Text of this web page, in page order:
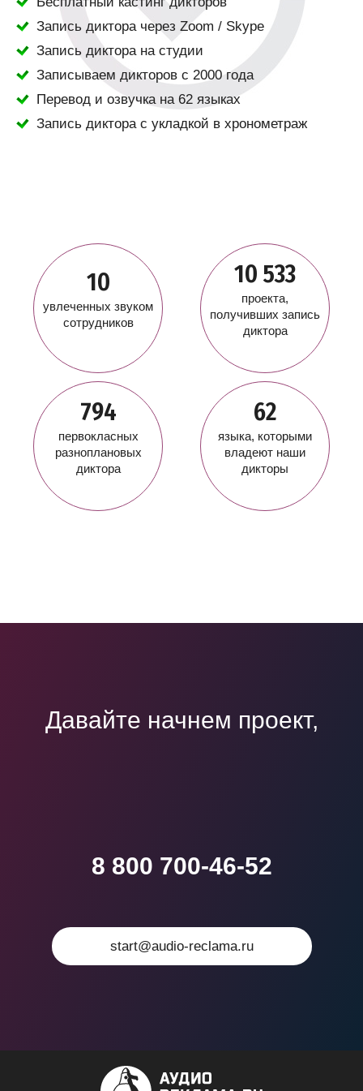
Запись диктора через Zoom / Skype
Запись диктора на студии
Записываем дикторов с 2000 года
Перевод и озвучка на 62 языках
Запись диктора с укладкой в хронометраж
10
увлеченных звуком
сотрудников
10 533
проекта,
получивших запись
диктора
794
первокласных
разноплановых
диктора
62
языка, которыми
владеют наши
дикторы
Давайте начнем проект,
8 800 700-46-52
start@audio-reclama.ru